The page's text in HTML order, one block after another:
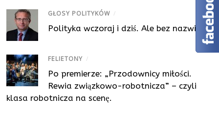
GŁOSY POLITYKÓW /
Polityka wczoraj i dziś. Ale bez nazwisk
FELIETONY /
Po premierze: „Przodownicy miłości.
Rewia związkowo-robotnicza” – czyli
klasa robotnicza na scenę.